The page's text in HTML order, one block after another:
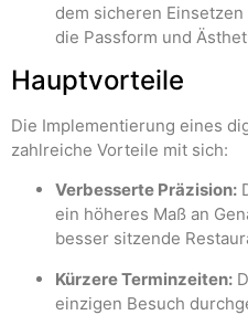
dem sicheren
die Passform und
Hauptvorteile
Die Implementierung eines
zahlreiche Vorteile mit sich:
Verbesserte Präzision:
ein höheres Maß an
besser sitzende
Kürzere Terminzeiten:
einzigen Besuch